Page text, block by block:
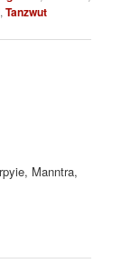
,Tanzwut
Manntra,